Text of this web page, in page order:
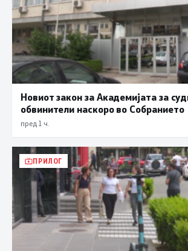
Новиот закон за Академијата за
обвинители наскоро во Собранието
пред 1 ч.
ПРИЛОГ